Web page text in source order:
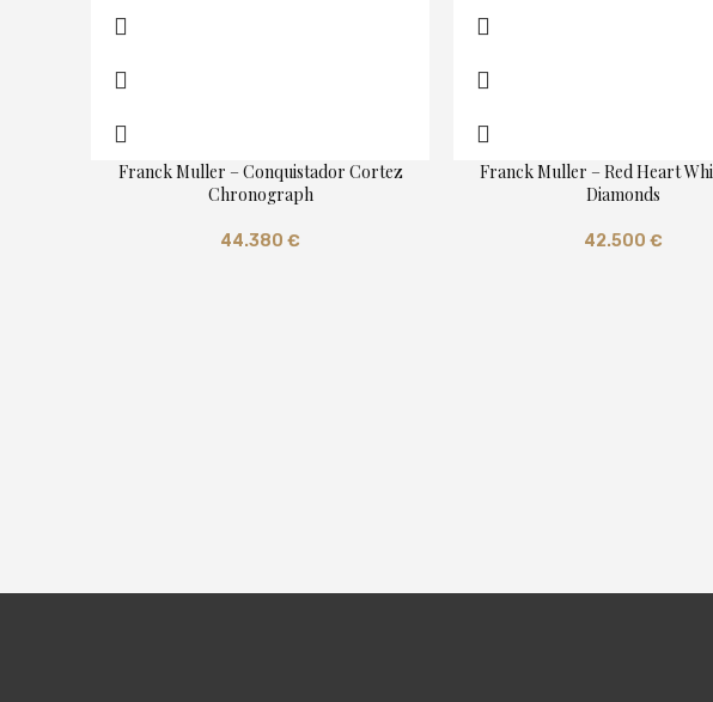
Franck Muller – Conquistador Cortez
Chronograph
44.380 €
Franck Muller – Red Heart
Diamonds
42.500 €